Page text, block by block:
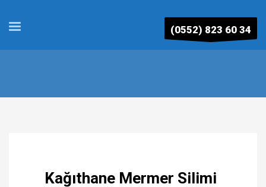
(0552) 823 60 34
Kağıthane Mermer Silimi